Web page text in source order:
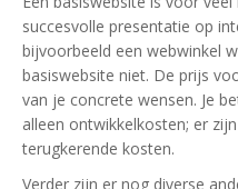
succesvolle presentatie op
bijvoorbeeld een webwinkel
basiswebsite niet. De prijs
van je concrete wensen. Je
alleen ontwikkelkosten; er
terugkerende kosten.
Verder zijn er nog diverse